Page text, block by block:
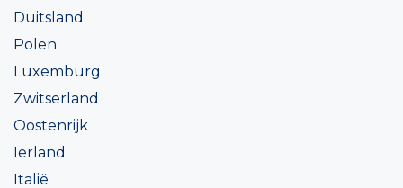
Duitsland
Polen
Luxemburg
Zwitserland
Oostenrijk
Ierland
Italië